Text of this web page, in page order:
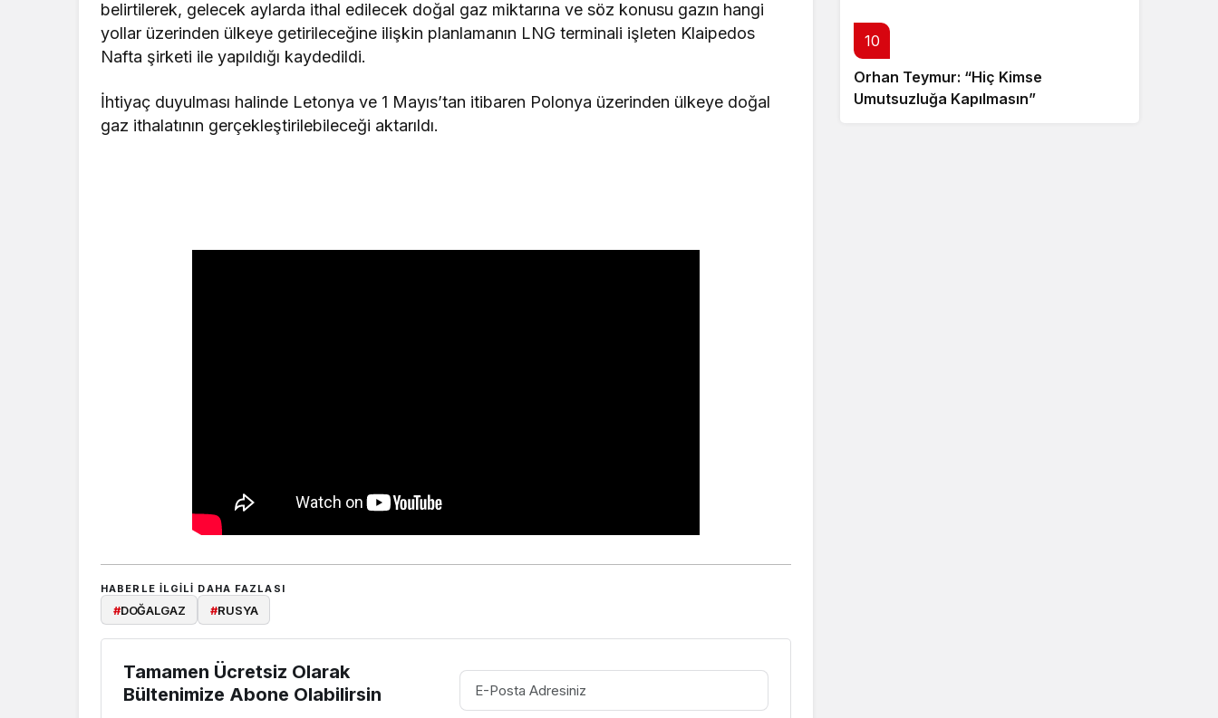
belirtilerek, gelecek aylarda ithal edilecek doğal gaz miktarına ve söz konusu gazın hangi
yollar üzerinden ülkeye getirileceğine ilişkin planlamanın LNG terminali işleten Klaipedos
Nafta şirketi ile yapıldığı kaydedildi.
İhtiyaç duyulması halinde Letonya ve 1 Mayıs’tan itibaren Polonya üzerinden ülkeye doğal
gaz ithalatının gerçekleştirilebileceği aktarıldı.
HABERLE ILGILI DAHA FAZLASI
#DOĞALGAZ #RUSYA
Tamamen Ücretsiz Olarak
Bültenimize Abone Olabilirsin
10
Orhan Teymur: “Hiç Kimse
Umutsuzluğa Kapılmasın”